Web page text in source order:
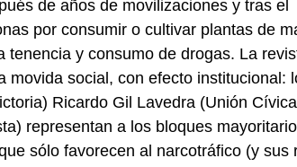
de años de movilizaciones y tras el
por consumir o cultivar plantas de
y consumo de drogas. La
movida social, con efecto institucional:
Ricardo Gil Lavedra (Unión
representan a los bloques
sólo favorecen al narcotráfico (y sus